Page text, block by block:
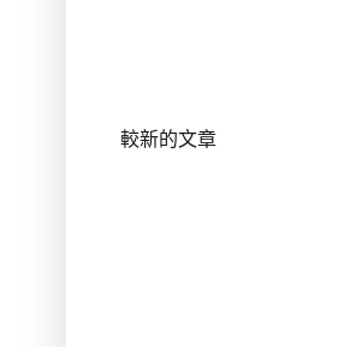
較新的文章